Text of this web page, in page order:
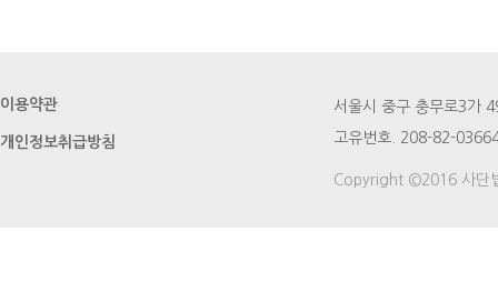
이용약관
개인정보취급방침
서울시 중구 충무로3가
고유번호. 208-82-
Copyright ©2016 사단